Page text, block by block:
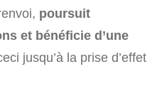
poursuit
et bénéficie d’une
jusqu’à la prise d’effet